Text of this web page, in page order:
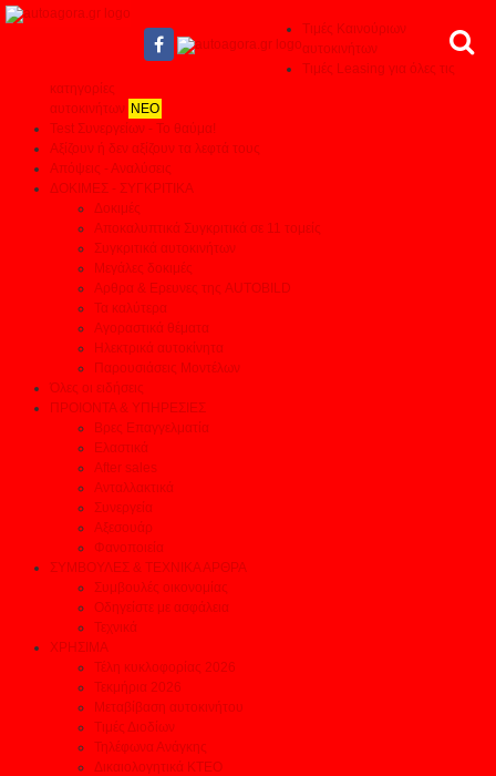
Τιμές Καινούριων
αυτοκινήτων
Τιμές Leasing για όλες τις
κατηγορίες
αυτοκινήτων ΝΕΟ
Test Συνεργείων - Το θαύμα!
Αξίζουν ή δεν αξίζουν τα λεφτά τους
Απόψεις - Αναλύσεις
ΔΟΚΙΜΕΣ - ΣΥΓΚΡΙΤΙΚΑ
Δοκιμές
Αποκαλυπτικά Συγκριτικά σε 11 τομείς
Συγκριτικά αυτοκινήτων
Μεγάλες δοκιμές
Αρθρα & Ερευνες της AUTOBILD
Τα καλύτερα
Αγοραστικά θέματα
Ηλεκτρικά αυτοκίνητα
Παρουσιάσεις Μοντέλων
Όλες οι ειδήσεις
ΠΡΟΙΟΝΤΑ & ΥΠΗΡΕΣΙΕΣ
Βρες Επαγγελματία
Ελαστικά
After sales
Ανταλλακτικά
Συνεργεία
Αξεσουάρ
Φανοποιεία
ΣΥΜΒΟΥΛΕΣ & ΤΕΧΝΙΚΑ ΑΡΘΡΑ
Συμβουλές οικονομίας
Οδηγείστε με ασφάλεια
Τεχνικά
ΧΡΗΣΙΜΑ
Τέλη κυκλοφορίας 2026
Τεκμήρια 2026
Μεταβίβαση αυτοκινήτου
Τιμές Διοδίων
Τηλέφωνα Ανάγκης
Δικαιολογητικά ΚΤΕΟ